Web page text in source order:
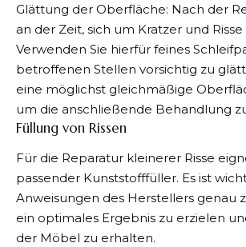
Glättung der Oberfläche: Nach der
an der Zeit, sich um Kratzer und
Verwenden Sie hierfür feines
betroffenen Stellen vorsichtig zu
eine möglichst gleichmäßige
um die anschließende Behandlung
Füllung von Rissen
Für die Reparatur kleinerer Risse
passender Kunststofffüller. Es ist
Anweisungen des Herstellers genau
ein optimales Ergebnis zu erzielen
der Möbel zu erhalten.